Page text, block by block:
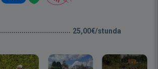
25,00€/stunda